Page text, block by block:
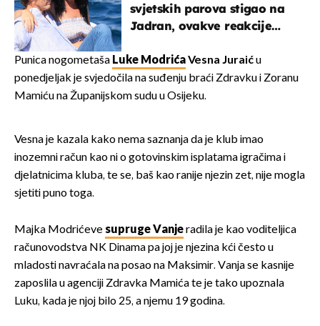
svjetskih parova stigao na
Jadran, ovakve reakcije
Punica nogometaša Luke ModrićaVesna Juraiću
ponedjeljak je svjedočila na suđenju braći Zdravku i Zoranu
Mamiću na Županijskom sudu u Osijeku.
Vesna je kazala kako nema saznanja da je klub imao
inozemni račun kao ni o gotovinskim isplatama igračima i
djelatnicima kluba, te se, baš kao ranije njezin zet, nije mogla
sjetiti puno toga.
Majka Modrićevesupruge Vanjeradila je kao voditeljica
računovodstva NK Dinama pa joj je njezina kći često u
mladosti navraćala na posao na Maksimir. Vanja se kasnije
zaposlila u agenciji Zdravka Mamića te je tako upoznala
Luku, kada je njoj bilo 25, a njemu 19 godina.